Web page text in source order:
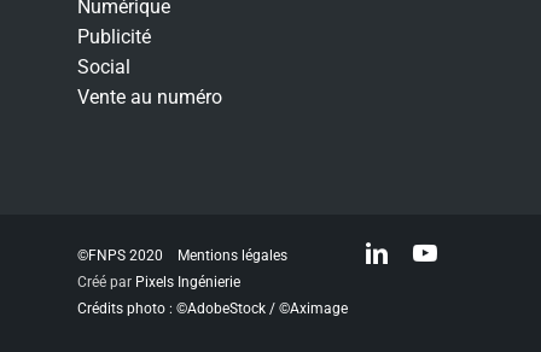
Numérique
Publicité
Social
Vente au numéro
©FNPS 2020
Mentions légales
Créé par Pixels Ingénierie
Crédits photo : ©AdobeStock / ©Aximage
linkedinyoutube